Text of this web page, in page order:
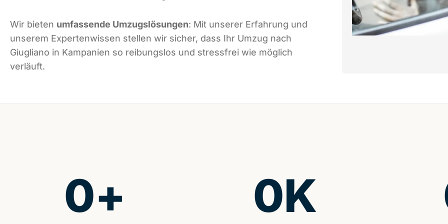
Wir bieten umfassende Umzugslösungen: Mit unserer Erfahrung und
unserem Expertenwissen stellen wir sicher, dass Ihr Umzug nach
Giugliano in Kampanien so reibungslos und stressfrei wie möglich
verläuft.
0+ 0K